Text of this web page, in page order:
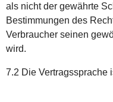
als nicht der gewährte
Bestimmungen des
Verbraucher seinen
wird.
7.2 Die Vertragssprache